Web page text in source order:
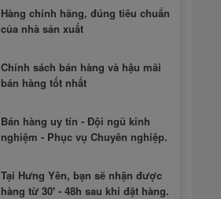
Hàng chính hãng, đúng tiêu chuẩn
của nhà sản xuất
Chính sách bán hàng và hậu mãi
bán hàng tốt nhất
Bán hàng uy tín - Đội ngũ kinh
nghiệm - Phục vụ Chuyên nghiệp.
Tại Hưng Yên, bạn sẽ nhận được
hàng từ 30' - 48h sau khi đặt hàng.